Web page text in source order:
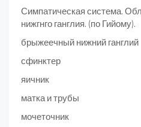
Симпатическая система.
нижгнго ганглия. (по Гийому).
брыжеечный нижний ганглий
сфинктер
яичник
матка и трубы
мочеточник